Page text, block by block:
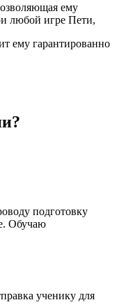
ему
любой игре Пети,
ему гарантированно
подготовку
Обучаю
ученику для